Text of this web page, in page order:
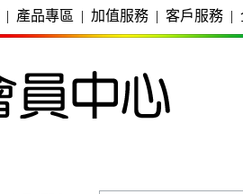
| 產品專區 | 加值服務 | 客戶服務 |